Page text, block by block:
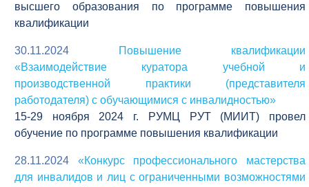
высшего образования по программе повышения
квалификации
30.11.2024
Повышение квалификации
«Взаимодействие куратора учебной и
производственной практики (представителя
работодателя) с обучающимися с инвалидностью»
15-29 ноября 2024 г. РУМЦ РУТ (МИИТ) провел
обучение по программе повышения квалификации
28.11.2024
«Конкурс профессионального мастерства
для инвалидов и лиц с ограниченными возможностями